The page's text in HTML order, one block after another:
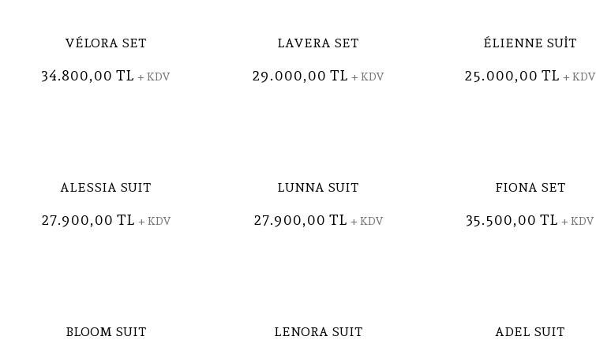
VÉLORA SET
34.800,00 TL + KDV
LAVERA SET
29.000,00 TL + KDV
ÉLIENNE SUİT
25.000,00 TL + KDV
ALESSIA SUIT
27.900,00 TL + KDV
LUNNA SUIT
27.900,00 TL + KDV
FIONA SET
35.500,00 TL + KDV
BLOOM SUIT LENORA SUIT ADEL SUIT